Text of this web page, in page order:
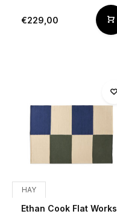
€229,00
HAY
Ethan Cook Flat Works